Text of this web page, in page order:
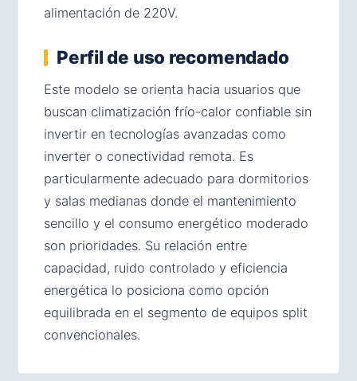
alimentación de 220V.
Perfil de uso recomendado
Este modelo se orienta hacia usuarios que
buscan climatización frío-calor confiable sin
invertir en tecnologías avanzadas como
inverter o conectividad remota. Es
particularmente adecuado para dormitorios
y salas medianas donde el mantenimiento
sencillo y el consumo energético moderado
son prioridades. Su relación entre
capacidad, ruido controlado y eficiencia
energética lo posiciona como opción
equilibrada en el segmento de equipos split
convencionales.